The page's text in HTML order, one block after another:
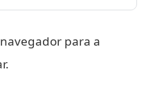
para a